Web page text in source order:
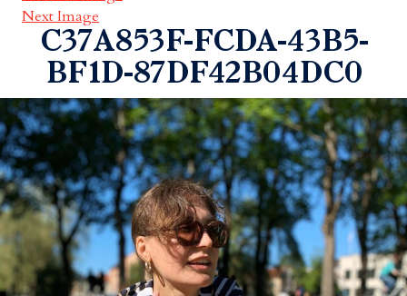
Next Image
C37A853F-FCDA-43B5-
BF1D-87DF42B04DC0